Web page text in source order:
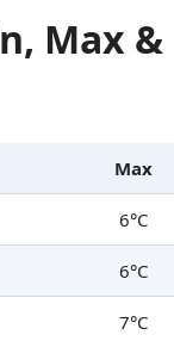
Max &
Max
6°C
6°C
7°C